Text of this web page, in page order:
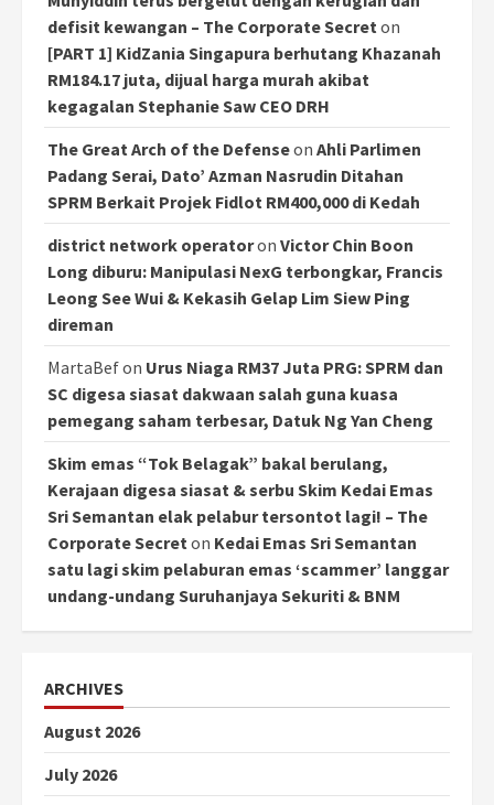
defisit kewangan – The Corporate Secreton
[PART 1] KidZania Singapura berhutang Khazanah
RM184.17 juta, dijual harga murah akibat
kegagalan Stephanie Saw CEO DRH
The Great Arch of the Defenseon Ahli Parlimen
Padang Serai, Dato’ Azman Nasrudin Ditahan
SPRM Berkait Projek Fidlot RM400,000 di Kedah
district network operatoron Victor Chin Boon
Long diburu: Manipulasi NexG terbongkar, Francis
Leong See Wui & Kekasih Gelap Lim Siew Ping
direman
MartaBefon Urus Niaga RM37 Juta PRG: SPRM dan
SC digesa siasat dakwaan salah guna kuasa
pemegang saham terbesar, Datuk Ng Yan Cheng
Skim emas “Tok Belagak” bakal berulang,
Kerajaan digesa siasat & serbu Skim Kedai Emas
Sri Semantan elak pelabur tersontot lagi! – The
Corporate Secreton Kedai Emas Sri Semantan
satu lagi skim pelaburan emas ‘scammer’ langgar
undang-undang Suruhanjaya Sekuriti & BNM
ARCHIVES
August 2026
July 2026